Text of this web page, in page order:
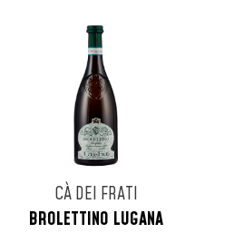
CÀ DEI FRATI
BROLETTINO LUGANA